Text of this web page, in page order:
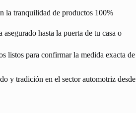
la tranquilidad de productos 100%
hasta la puerta de tu casa o
listos para confirmar la medida exacta de
y tradición en el sector automotriz desde